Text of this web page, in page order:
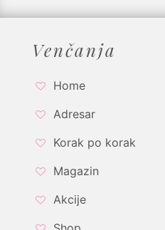
Venčanja
Home
Adresar
Korak po korak
Magazin
Akcije